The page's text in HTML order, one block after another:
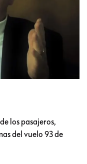
los pasajeros,
del vuelo 93 de